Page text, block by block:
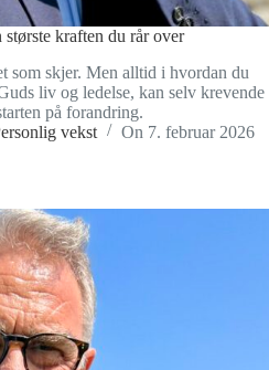
kraften du rår over
som skjer. Men alltid i hvordan du
liv og ledelse, kan selv krevende
på forandring.
vekst On 7. februar 2026